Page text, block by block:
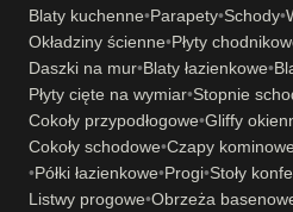
Blaty kuchenne•Parapety•Schody•
Okładziny ścienne•Płyty
Daszki na mur•Blaty łazienkowe•
Płyty cięte na wymiar•Stopnie
Cokoły przypodłogowe•Gliffy
Cokoły schodowe•Czapy kominowe
•Półki łazienkowe•Progi•Stoły
Listwy progowe•Obrzeża